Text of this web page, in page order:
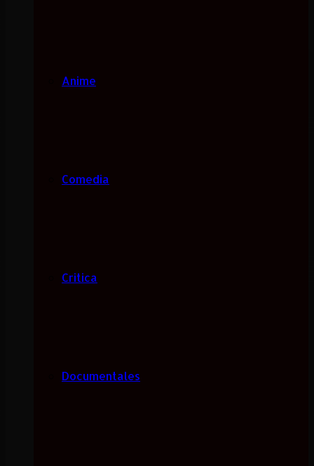
Anime
Comedia
Critica
Documentales